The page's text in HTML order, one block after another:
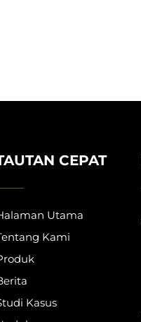
CEPAT
Utama
Kami
Kasus